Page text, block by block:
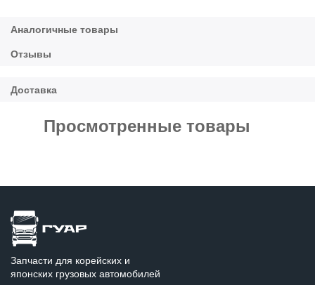
Просмотренные товары
Запчасти для корейских и
японских грузовых автомобилей